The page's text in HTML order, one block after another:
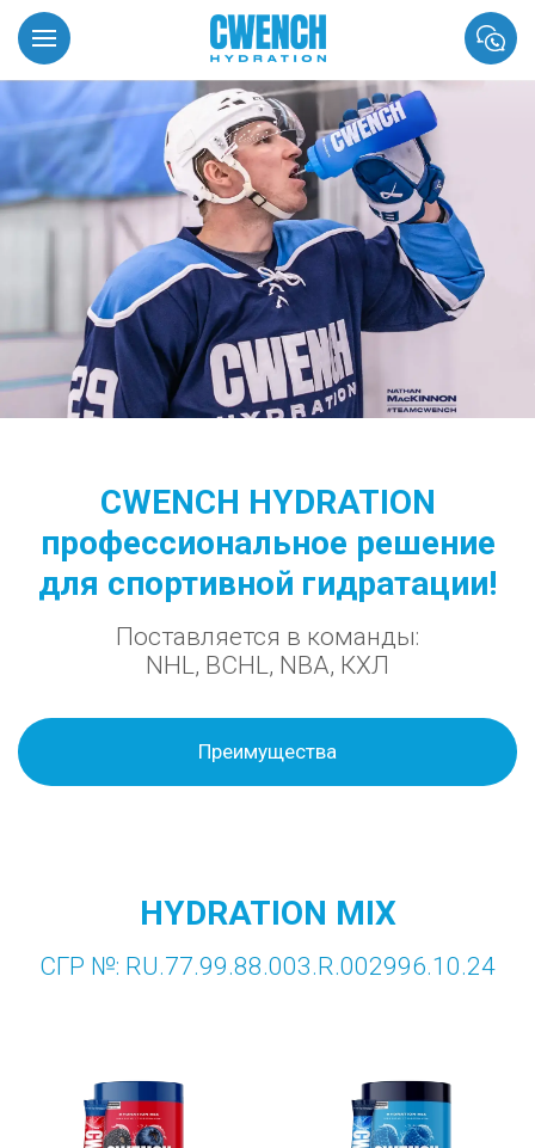
CWENCH HYDRATION
профессиональное решение
для спортивной гидратации!
Поставляется в команды:
NHL, BCHL, NBA, КХЛ
Преимущества
HYDRATION MIX
СГР №: RU.77.99.88.003.R.002996.10.24